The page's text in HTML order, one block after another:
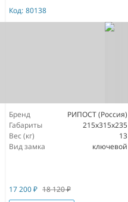
Код: 80138
Бренд
РИПОСТ (Россия)
Габариты
215x315x235
Вес (кг)
13
Вид замка
ключевой
17 200₽ 18 120₽